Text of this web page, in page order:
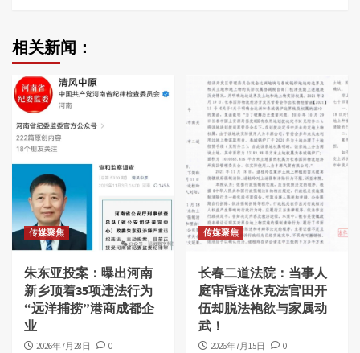
相关新闻：
传媒聚焦
朱东亚投案：曝出河南
新乡顶着35项违法行为
“远洋捕捞”港商成都企
业
2026年7月28日 0
传媒聚焦
长春二道法院：当事人
庭审昏迷休克法官田开
伍却脱法袍欲与家属动
武！
2026年7月15日 0